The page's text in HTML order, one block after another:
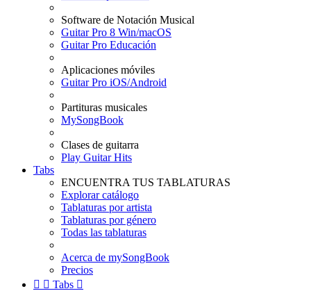
Software de Notación Musical
Guitar Pro 8 Win/macOS
Guitar Pro Educación
Aplicaciones móviles
Guitar Pro iOS/Android
Partituras musicales
MySongBook
Clases de guitarra
Play Guitar Hits
Tabs
ENCUENTRA TUS TABLATURAS
Explorar catálogo
Tablaturas por artista
Tablaturas por género
Todas las tablaturas
Acerca de mySongBook
Precios
  Tabs 